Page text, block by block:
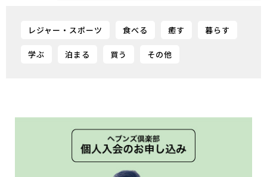
レジャー・スポーツ 食べる 癒す 暮らす
学ぶ 泊まる 買う その他